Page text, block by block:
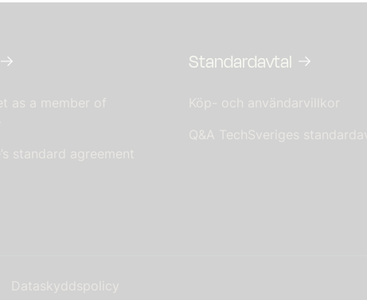
as a member of
standard agreement
Standardavtal
Köp- och användarvillkor
Q&A TechSveriges
Dataskyddspolicy